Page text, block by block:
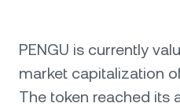
PENGU is currently
market capitalization
The token reached its